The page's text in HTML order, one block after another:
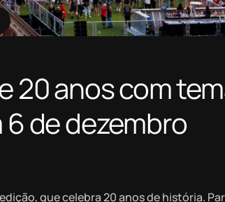
20 anos com
6 de dezembro
que celebra 20 anos de história.